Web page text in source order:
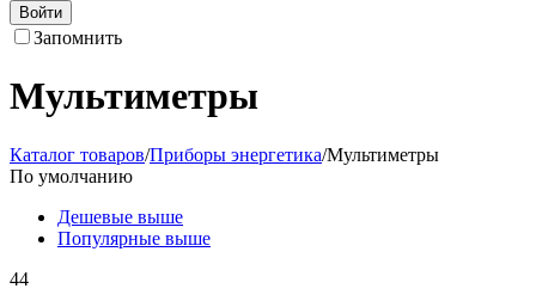
Войти
Запомнить
Мультиметры
Каталог товаров/Приборы энергетика/Мультиметры
По умолчанию
Дешевые выше
Популярные выше
44